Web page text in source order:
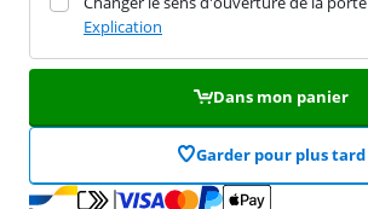
Explication
Dans mon panier
Garder pour plus tard